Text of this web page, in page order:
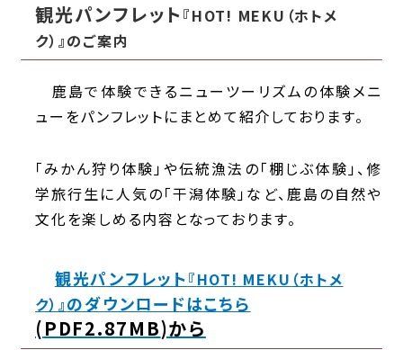
観光パンフレット 『HOT! MEKU （ホトメ
ク）』のご案内
鹿島で体験できるニューツーリズムの体験メニ
ューをパンフレットにまとめて紹介しております。
「みかん狩り体験」や伝統漁法の「棚じぶ体験」、修
学旅行生に人気の「干潟体験」など、鹿島の自然や
文化を楽しめる内容となっております。
観光パンフレット『HOT! MEKU （ホトメ
ク）』のダウンロードはこちら
(PDF2.87MB)から